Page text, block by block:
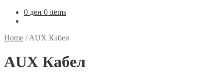
0 ден 0 items
Home /AUX Кабел
AUX Кабел